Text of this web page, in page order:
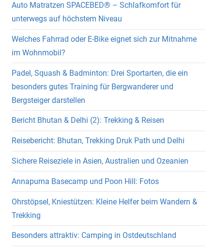
Auto Matratzen SPACEBED® – Schlafkomfort für
unterwegs auf höchstem Niveau
Welches Fahrrad oder E-Bike eignet sich zur Mitnahme
im Wohnmobil?
Padel, Squash & Badminton: Drei Sportarten, die ein
besonders gutes Training für Bergwanderer und
Bergsteiger darstellen
Bericht Bhutan & Delhi (2): Trekking & Reisen
Reisebericht: Bhutan, Trekking Druk Path und Delhi
Sichere Reiseziele in Asien, Australien und Ozeanien
Annapurna Basecamp und Poon Hill: Fotos
Ohrstöpsel, Kniestützen: Kleine Helfer beim Wandern &
Trekking
Besonders attraktiv: Camping in Ostdeutschland